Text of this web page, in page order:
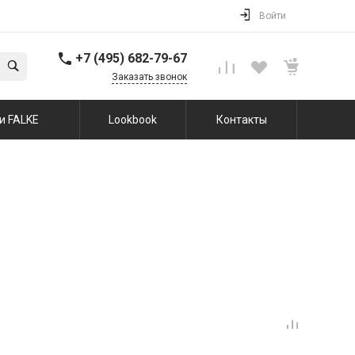
Войти
+7 (495) 682-79-67
Заказать звонок
FALKE Lookbook Контакты